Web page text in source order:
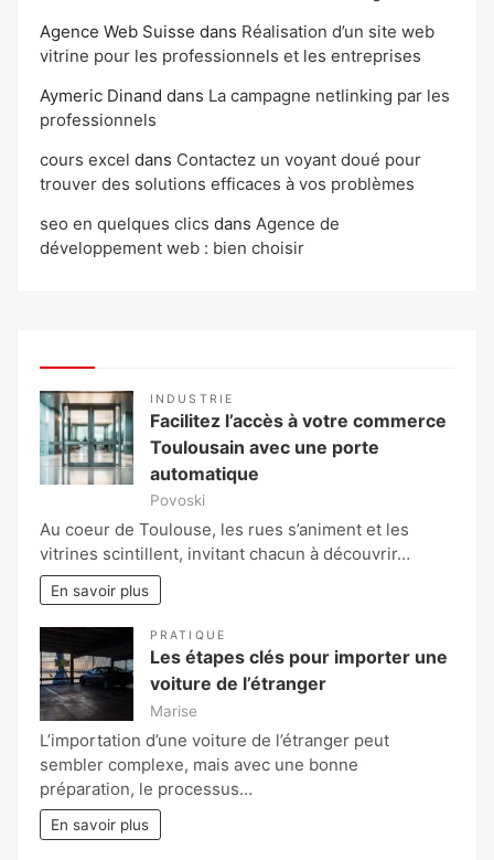
Agence Web Suisse dans Réalisation d’un site web
vitrine pour les professionnels et les entreprises
Aymeric Dinand dans La campagne netlinking par les
professionnels
cours excel dans Contactez un voyant doué pour
trouver des solutions efficaces à vos problèmes
seo en quelques clics dans Agence de
développement web : bien choisir
INDUSTRIE
Facilitez l’accès à votre commerce
Toulousain avec une porte
automatique
Povoski
Au coeur de Toulouse, les rues s’animent et les
vitrines scintillent, invitant chacun à découvrir…
En savoir plus
PRATIQUE
Les étapes clés pour importer une
voiture de l’étranger
Marise
L’importation d’une voiture de l’étranger peut
sembler complexe, mais avec une bonne
préparation, le processus…
En savoir plus